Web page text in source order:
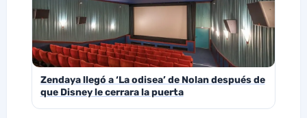
Zendaya llegó a ‘La odisea’ de Nolan después de
que Disney le cerrara la puerta